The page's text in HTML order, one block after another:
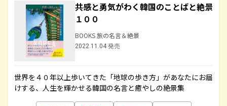
共感と勇気がわく韓国のことばと絶景
１００
BOOKS 旅の名言＆絶景
2022.11.04 発売
世界を４０年以上歩いてきた「地球の歩き方」があなたにお届
けする、人生を輝かせる韓国の名言と癒やしの絶景集